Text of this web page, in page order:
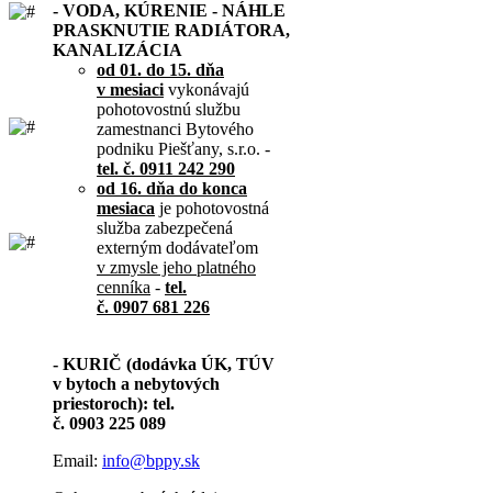
- VODA, KÚRENIE - NÁHLE
PRASKNUTIE RADIÁTORA,
KANALIZÁCIA
od 01. do 15. dňa
v mesiaci vykonávajú
pohotovostnú službu
zamestnanci Bytového
podniku Piešťany, s.r.o. -
tel. č. 0911 242 290
od 16. dňa do konca
mesiaca je pohotovostná
služba zabezpečená
externým dodávateľom
v zmysle jeho platného
cenníka - tel.
č. 0907 681 226
- KURIČ (dodávka ÚK, TÚV
v bytoch a nebytových
priestoroch): tel.
č. 0903 225 089
Email: info@bppy.sk